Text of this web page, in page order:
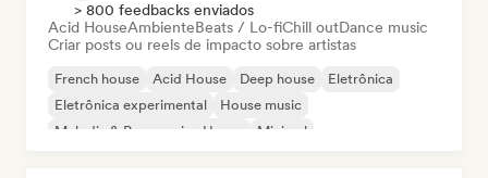
> 800 feedbacks enviados
Acid HouseAmbienteBeats / Lo-fiChill outDance music
Criar posts ou reels de impacto sobre artistas
French house Acid House Deep house
Eletrônica
Eletrônica experimental
House music
Melodic & Progressive House
Minimal